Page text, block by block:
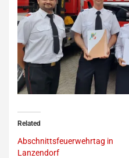
Related
Abschnittsfeuerwehrtag in
Lanzendorf